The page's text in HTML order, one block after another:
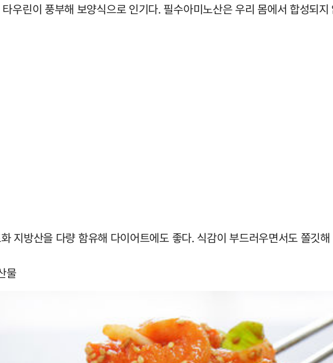
우린이 풍부해 보양식으로 인기다. 필수아미노산은 우리 몸에서 합성되
지방산을 다량 함유해 다이어트에도 좋다. 식감이 부드러우면서도 쫄깃
물